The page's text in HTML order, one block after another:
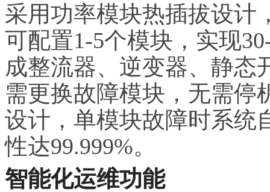
采用功率模块热插拔设计
可配置1-5个模块，实现
成整流器、逆变器、静态
需更换故障模块，无需停
设计，单模块故障时系统
性达99.999%。
智能化运维功能